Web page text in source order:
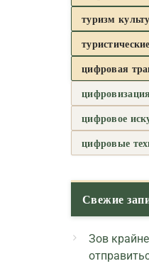
туризм
цифровая
цифровое
цифровые
Свежие
Зов